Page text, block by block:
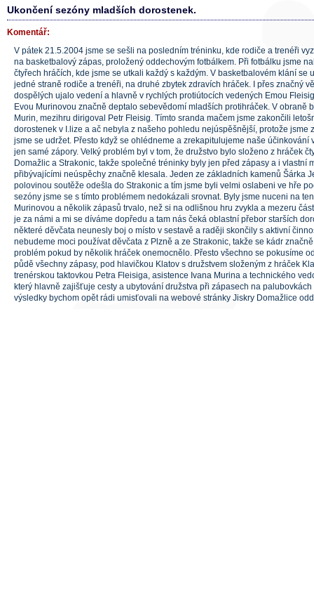
Ukončení sezóny mladších dorostenek.
Komentář:
V pátek 21.5.2004 jsme se sešli na posledním tréninku, kde rodiče a trenéři
na basketbalový zápas, proložený oddechovým fotbálkem. Při fotbálku jsme
čtyřech hráčích, kde jsme se utkali každý s každým. V basketbalovém klání se
jedné straně rodiče a trenéři, na druhé zbytek zdravích hráček. I přes značný
dospělých ujalo vedení a hlavně v rychlých protiútocích vedených Emou
Evou Murinovou značně deptalo sebevědomí mladších protihráček. V obraně
Murin, mezihru dirigoval Petr Fleisig. Tímto sranda mačem jsme zakončili
dorostenek v I.lize a ač nebyla z našeho pohledu nejúspěšnější, protože jsme
jsme se udržet. Přesto když se ohlédneme a zrekapitulujeme naše účinkování
jen samé zápory. Velký problém byl v tom, že družstvo bylo složeno z hráček
Domažlic a Strakonic, takže společné tréninky byly jen před zápasy a i vlastní
přibývajícími neúspěchy značně klesala. Jeden ze základních kamenů Šárka
polovinou soutěže odešla do Strakonic a tím jsme byli velmi oslabeni ve hře
sezóny jsme se s tímto problémem nedokázali srovnat. Byly jsme nuceni na
Murinovou a několik zápasů trvalo, než si na odlišnou hru zvykla a mezeru
je za námi a mi se díváme dopředu a tam nás čeká oblastní přebor starších
některé děvčata neunesly boj o místo v sestavě a raději skončily s aktivní
nebudeme moci používat děvčata z Plzně a ze Strakonic, takže se kádr
problém pokud by několik hráček onemocnělo. Přesto všechno se pokusíme
půdě všechny zápasy, pod hlavičkou Klatov s družstvem složeným z hráček
trenérskou taktovkou Petra Fleisiga, asistence Ivana Murina a technického
který hlavně zajišťuje cesty a ubytování družstva při zápasech na
výsledky bychom opět rádi umisťovali na webové stránky Jiskry Domažlice